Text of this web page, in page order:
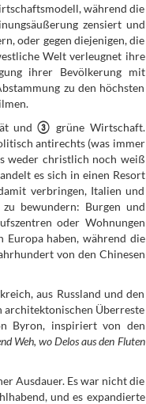
während die
zensiert und
oder gegen diejenigen, die
Welt verleugnet ihre
ihrer Bevölkerung mit
zu den höchsten
und③ grüne Wirtschaft.
antirechts (was immer
weder christlich noch weiß
es sich in einen Resort
verbringen, Italien und
bewundern: Burgen und
oder Wohnungen
haben, während die
von den Chinesen
aus Russland und den
architektonischen Überreste
Byron, inspiriert von den
Weh, wo Delos aus den Fluten
Ausdauer. Es war nicht die
und es expandierte